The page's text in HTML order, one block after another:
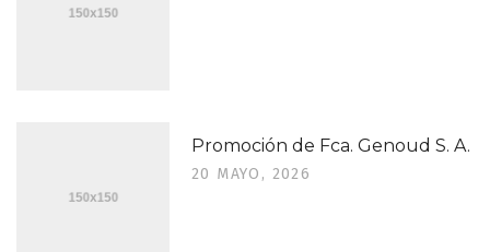
Promoción de Fca. Genoud S. A.
20 MAYO, 2026